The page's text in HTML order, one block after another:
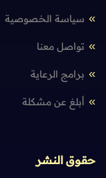
سياسة الخصوصية
تواصل معنا
برامج الرعاية
أبلغ عن مشكلة
حقوق النشر